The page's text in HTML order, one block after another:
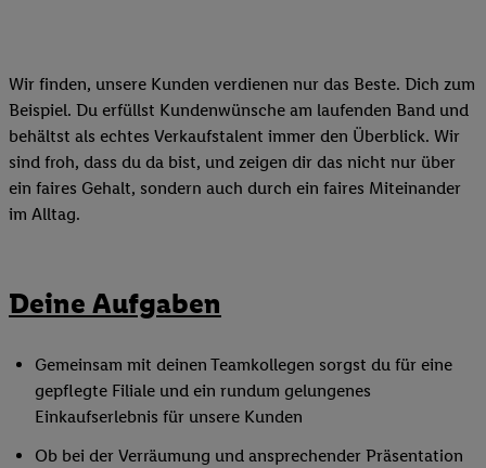
Wir finden, unsere Kunden verdienen nur das Beste. Dich zum
Beispiel. Du erfüllst Kundenwünsche am laufenden Band und
behältst als echtes Verkaufstalent immer den Überblick. Wir
sind froh, dass du da bist, und zeigen dir das nicht nur über
ein faires Gehalt, sondern auch durch ein faires Miteinander
im Alltag.
Deine Aufgaben
Gemeinsam mit deinen Teamkollegen sorgst du für eine
gepflegte Filiale und ein rundum gelungenes
Einkaufserlebnis für unsere Kunden
Ob bei der Verräumung und ansprechender Präsentation